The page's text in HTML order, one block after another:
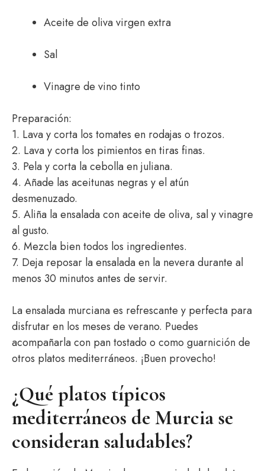
Aceite de oliva virgen extra
Sal
Vinagre de vino tinto
Preparación:
1. Lava y corta los tomates en rodajas o trozos.
2. Lava y corta los pimientos en tiras finas.
3. Pela y corta la cebolla en juliana.
4. Añade las aceitunas negras y el atún
desmenuzado.
5. Aliña la ensalada con aceite de oliva, sal y vinagre
al gusto.
6. Mezcla bien todos los ingredientes.
7. Deja reposar la ensalada en la nevera durante al
menos 30 minutos antes de servir.
La ensalada murciana es refrescante y perfecta para
disfrutar en los meses de verano. Puedes
acompañarla con pan tostado o como guarnición de
otros platos mediterráneos. ¡Buen provecho!
¿Qué platos típicos
mediterráneos de Murcia se
consideran saludables?